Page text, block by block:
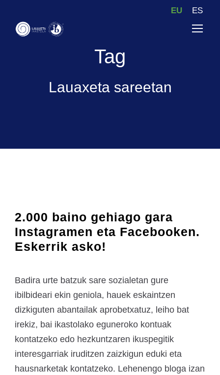
EU ES
Tag
Lauaxeta sareetan
2.000 baino gehiago gara
Instagramen eta Facebooken.
Eskerrik asko!
Badira urte batzuk sare sozialetan gure
ibilbideari ekin geniola, hauek eskaintzen
dizkiguten abantailak aprobetxatuz, leiho bat
irekiz, bai ikastolako eguneroko kontuak
kontatzeko edo hezkuntzaren ikuspegitik
interesgarriak iruditzen zaizkigun eduki eta
hausnarketak kontatzeko. Lehenengo bloga izan